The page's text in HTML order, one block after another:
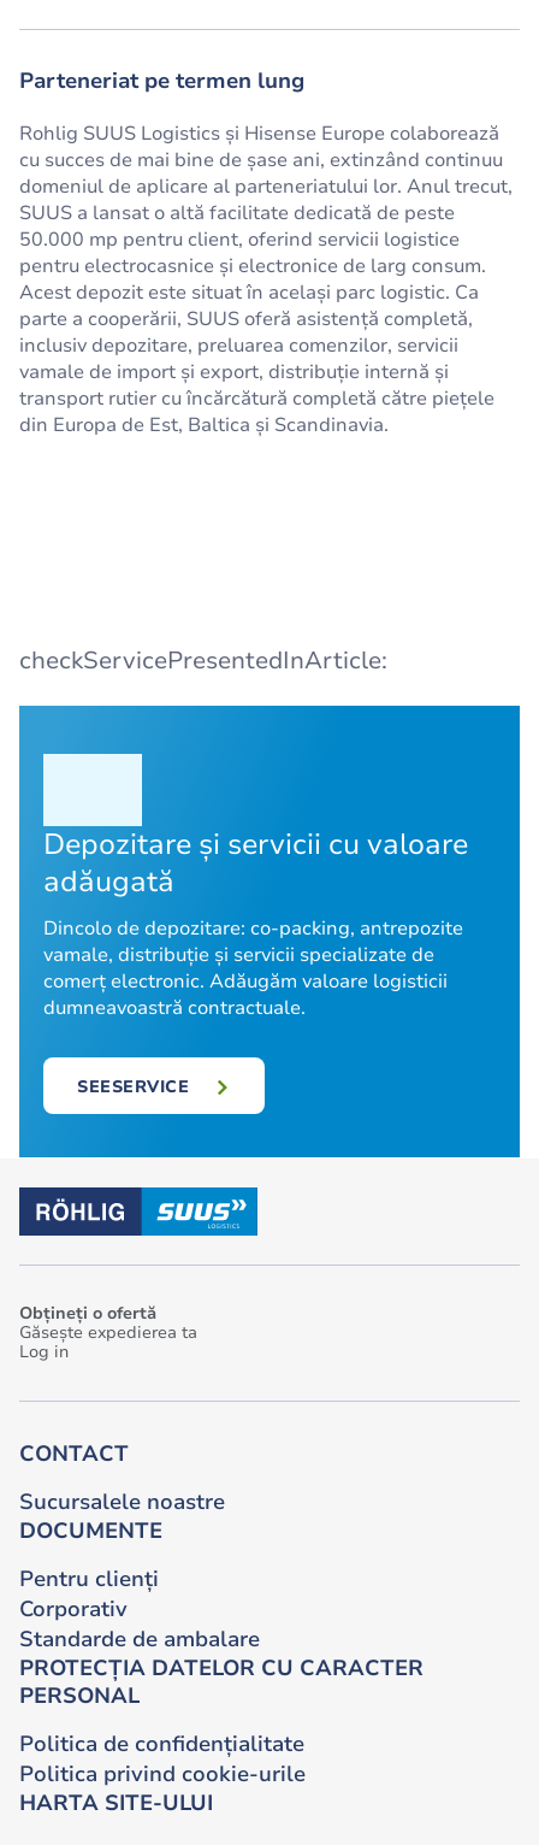
Parteneriat pe termen lung
Rohlig SUUS Logistics și Hisense Europe colaborează
cu succes de mai bine de șase ani, extinzând continuu
domeniul de aplicare al parteneriatului lor. Anul trecut,
SUUS a lansat o altă facilitate dedicată de peste
50.000 mp pentru client, oferind servicii logistice
pentru electrocasnice și electronice de larg consum.
Acest depozit este situat în același parc logistic. Ca
parte a cooperării, SUUS oferă asistență completă,
inclusiv depozitare, preluarea comenzilor, servicii
vamale de import și export, distribuție internă și
transport rutier cu încărcătură completă către piețele
din Europa de Est, Baltica și Scandinavia.
checkServicePresentedInArticle:
Depozitare și servicii cu valoare
adăugată
Dincolo de depozitare: co-packing, antrepozite
vamale, distribuție și servicii specializate de
comerț electronic. Adăugăm valoare logisticii
dumneavoastră contractuale.
SEESERVICE
Obțineți o ofertă
Găsește expedierea ta
Log in
CONTACT
Sucursalele noastre
DOCUMENTE
Pentru clienți
Corporativ
Standarde de ambalare
PROTECȚIA DATELOR CU CARACTER
PERSONAL
Politica de confidențialitate
Politica privind cookie-urile
HARTA SITE-ULUI